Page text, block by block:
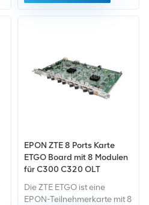
FIU-Karten sind TN12,
EPON ZTE 8 Ports Karte
ETGO Board mit 8 Modulen
für C300 C320 OLT
Die ZTE ETGO ist eine
EPON-Teilnehmerkarte mit 8